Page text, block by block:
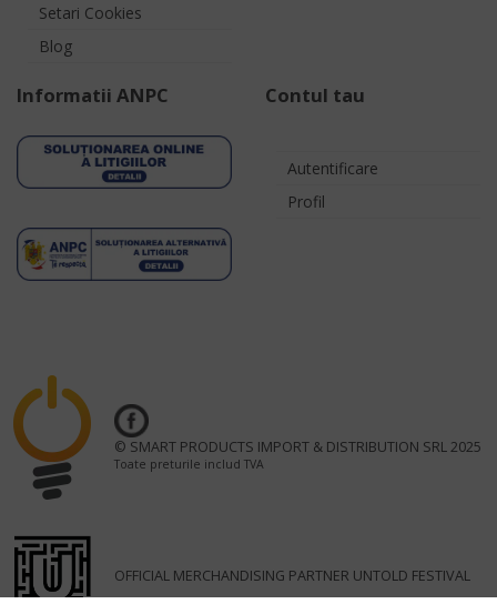
Setari Cookies
Blog
Informatii ANPC Contul tau
Autentificare
Profil
© SMART PRODUCTS IMPORT & DISTRIBUTION SRL 2025
Toate preturile includ TVA
OFFICIAL MERCHANDISING PARTNER UNTOLD FESTIVAL